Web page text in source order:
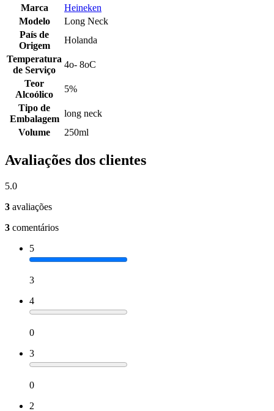
Marca
Heineken
Modelo
Long Neck
País de
Origem
Holanda
Temperatura
de Serviço
4o- 8oC
Teor
Alcoólico
5%
Tipo de
Embalagem
long neck
Volume
250ml
Avaliações dos clientes
5.0
3 avaliações
3 comentários
5
3
4
0
3
0
2